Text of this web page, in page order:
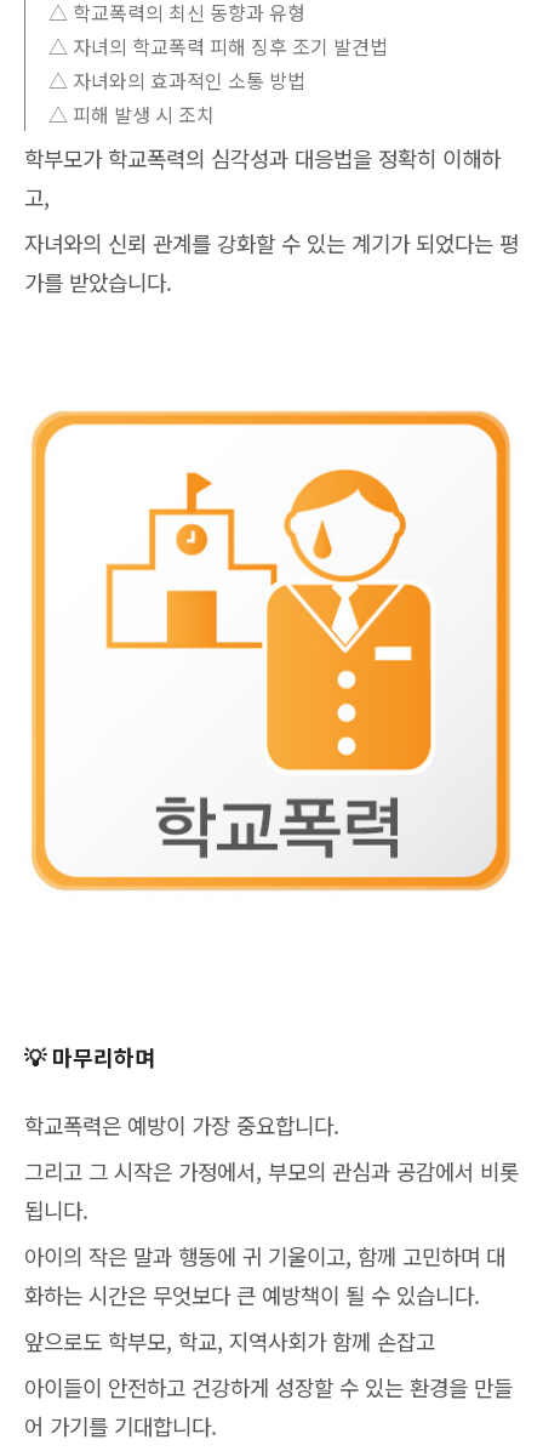
△ 학교폭력의 최신 동향과 유형
△ 자녀의 학교폭력 피해 징후 조기 발견법
△ 자녀와의 효과적인 소통 방법
△ 피해 발생 시 조치
학부모가 학교폭력의 심각성과 대응법을 정확히 이해하
고,
자녀와의 신뢰 관계를 강화할 수 있는 계기가 되었다는 평
가를 받았습니다.
💡 마무리하며
학교폭력은 예방이 가장 중요합니다.
그리고 그 시작은 가정에서, 부모의 관심과 공감에서 비롯
됩니다.
아이의 작은 말과 행동에 귀 기울이고, 함께 고민하며 대
화하는 시간은 무엇보다 큰 예방책이 될 수 있습니다.
앞으로도 학부모, 학교, 지역사회가 함께 손잡고
아이들이 안전하고 건강하게 성장할 수 있는 환경을 만들
어 가기를 기대합니다.